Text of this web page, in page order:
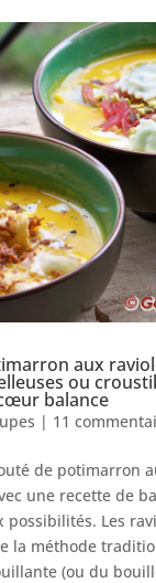
aux
ou
balance
| 11
de potimarron
une recette de
possibilités. Les
la méthode
(ou du